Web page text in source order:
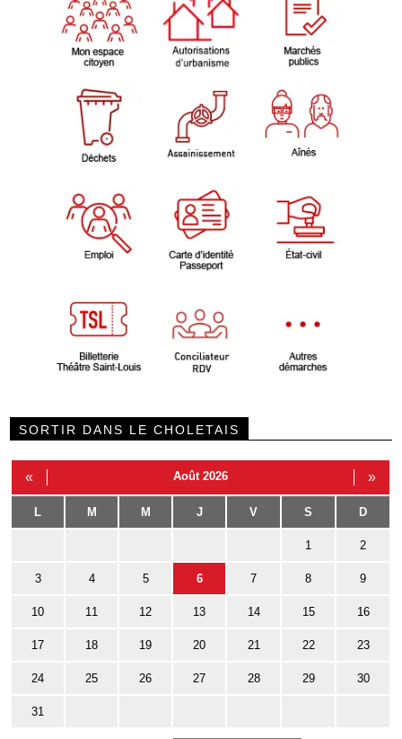
SORTIR DANS LE CHOLETAIS
« Août 2026 »
L M M J V S D
1 2
3 4 5 6 7 8 9
10 11 12 13 14 15 16
17 18 19 20 21 22 23
24 25 26 27 28 29 30
31